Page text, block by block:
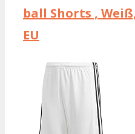
ball Shorts ,
EU